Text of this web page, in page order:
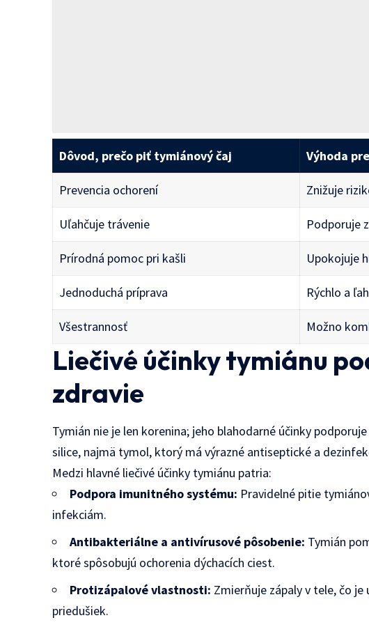
Dôvod, prečo piť tymiánový čaj Výhoda
Prevencia ochorení Znižuje
Uľahčuje trávenie Podporuje
Prírodná pomoc pri kašli Upokojuje
Jednoduchá príprava Rýchlo a
Všestrannosť Možno
Liečivé účinky tymiánu
zdravie
Tymián nie je len korenina; jeho blahodarné účinky
silice, najmä tymol, ktorý má výrazné antiseptické a
Medzi hlavné liečivé účinky tymiánu patria:
Podpora imunitného systému: Pravidelné pitie
infekciám.
Antibakteriálne a antivírusové pôsobenie: Tymián
ktoré spôsobujú ochorenia dýchacích ciest.
Protizápalové vlastnosti: Zmierňuje zápaly v tele, čo
priedušiek.